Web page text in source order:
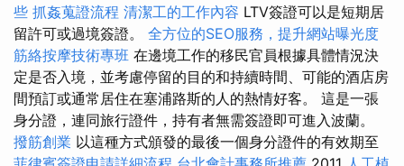
些 抓姦蒐證流程 清潔工的工作內容 LTV簽證可以是短期居
留許可或過境簽證。 全方位的SEO服務，提升網站曝光度
筋絡按摩技術專班 在邊境工作的移民官員根據具體情況決
定是否入境，並考慮停留的目的和持續時間、可能的酒店房
間預訂或通常居住在塞浦路斯的人的熱情好客。 這是一張
身分證，連同旅行證件，持有者無需簽證即可進入波蘭。
撥筋創業 以這種方式頒發的最後一個身分證件的有效期至